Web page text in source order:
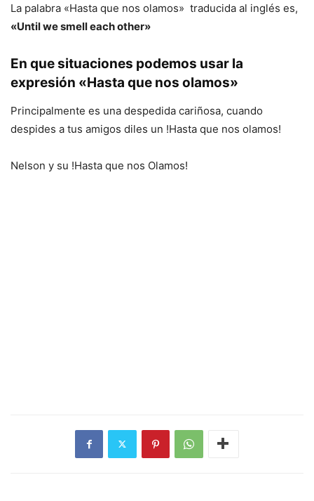
La palabra «Hasta que nos olamos» traducida al inglés es,
«Until we smell each other»
En que situaciones podemos usar la
expresión «Hasta que nos olamos»
Principalmente es una despedida cariñosa, cuando
despides a tus amigos diles un !Hasta que nos olamos!
Nelson y su !Hasta que nos Olamos!